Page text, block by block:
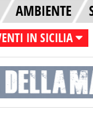
AMBIENTE
IN SICILIA